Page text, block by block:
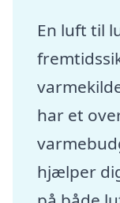
En luft til
har et
hjælper